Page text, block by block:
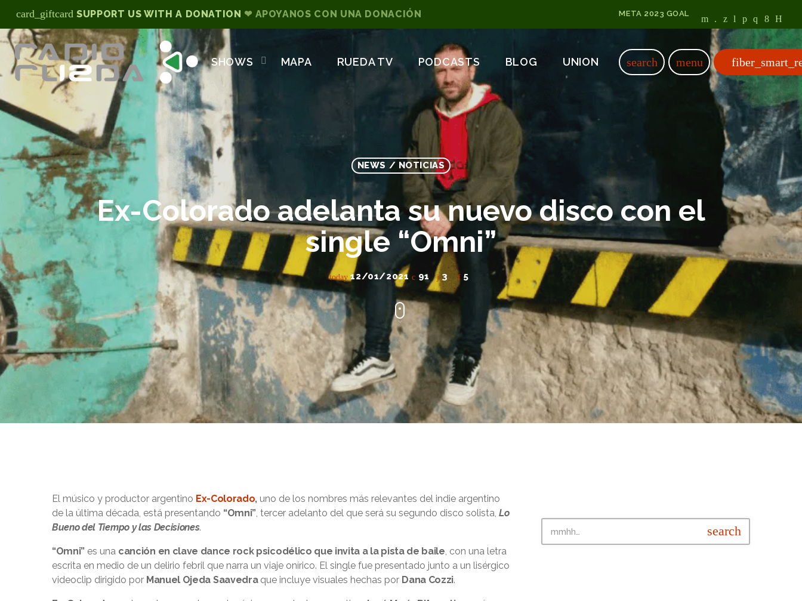
card_giftcard SUPPORT US WITH A DONATION ❤ APOYANOS CON UNA DONACIÓN META 2023 GOAL
SHOWS MAPA RUEDA TV PODCASTS BLOG UNION search menu
NEWS / NOTICIAS
Ex-Colorado adelanta su nuevo disco con el
single “Omni”
today 12/01/2021 91 3 5
El músico y productor argentino Ex-Colorado, uno de los nombres más relevantes del indie argentino
de la última década, está presentando “Omni” , tercer adelanto del que será su segundo disco solista,Lo
Bueno del Tiempo y las Decisiones.
“Omni” es una canción en clave dance rock psicodélico que invita a la pista de baile , con una letra
escrita en medio de un delirio febril que narra un viaje onírico. El single fue presentado junto a un lisérgico
videoclip dirigido por Manuel Ojeda Saavedraque incluye visuales hechas por Dana Cozzi.
search